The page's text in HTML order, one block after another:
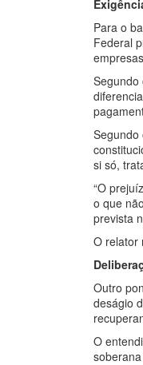
Para o
Federal
Segundo
Segundo
si só,
“O
o que
prevista
O relator
Outro
deságio
O